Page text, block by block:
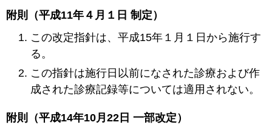
附則（平成11年４月１日 制定）
この改定指針は、平成15年１月１日から施行す
る。
この指針は施行日以前になされた診療および作
成された診療記録等については適用されない。
附則（平成14年10月22日 一部改定）